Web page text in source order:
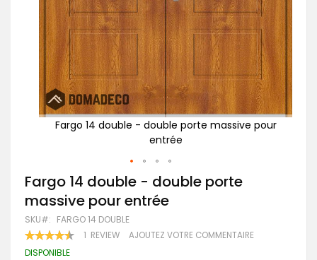
Fargo 14 double - double porte massive pour
entrée
Passer
au
début
de
la
Galerie
d’images
Fargo 14 double - double porte
massive pour entrée
SKU FARGO 14 DOUBLE
RATING: 1 REVIEW AJOUTEZ VOTRE COMMENTAIRE
DISPONIBLE